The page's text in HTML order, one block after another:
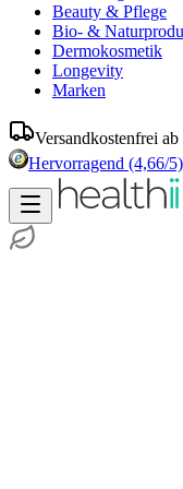
Beauty & Pflege
Bio- &
Dermokosmetik
Longevity
Marken
Versandkostenfrei
Hervorragend (4,66/5)